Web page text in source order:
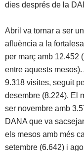
dies després de la
Abril va tornar a ser
afluència a la
per març amb 12.452
entre aquests
9.318 visites, seguit
desembre (8.224). El
ser novembre amb
DANA que va
els mesos amb més
setembre (6.642) i